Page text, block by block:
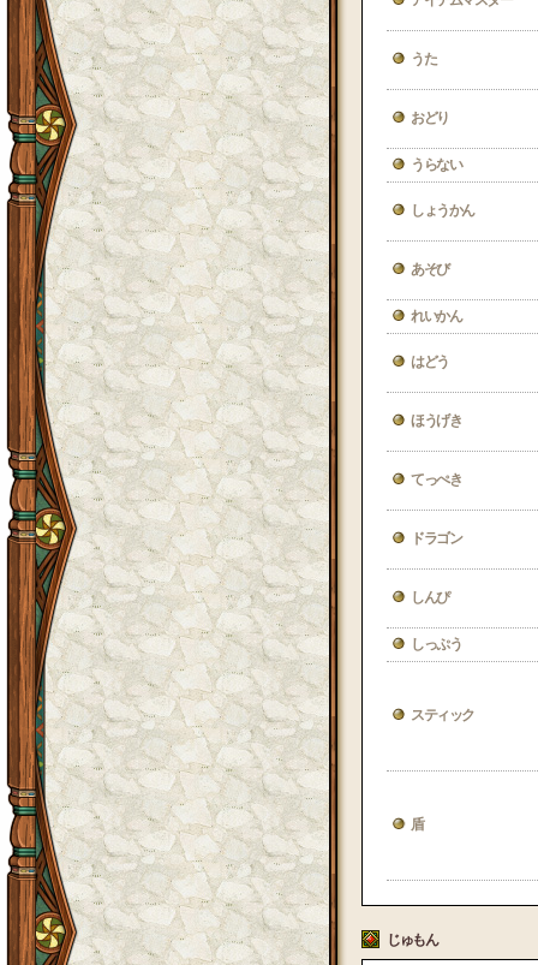
うた
おどり
うらない
しょうかん
あそび
れいかん
はどう
ほうげき
てっぺき
ドラゴン
しんぴ
しっぷう
スティック
盾
じゅもん